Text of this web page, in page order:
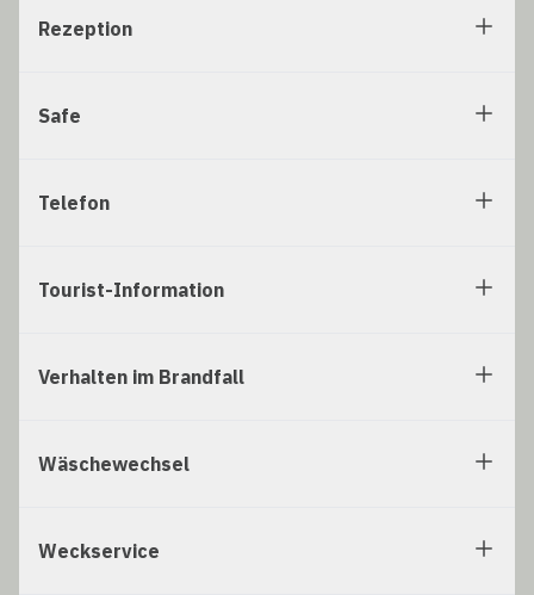
Rezeption
Safe
Telefon
Tourist-Information
Verhalten im Brandfall
Wäschewechsel
Weckservice